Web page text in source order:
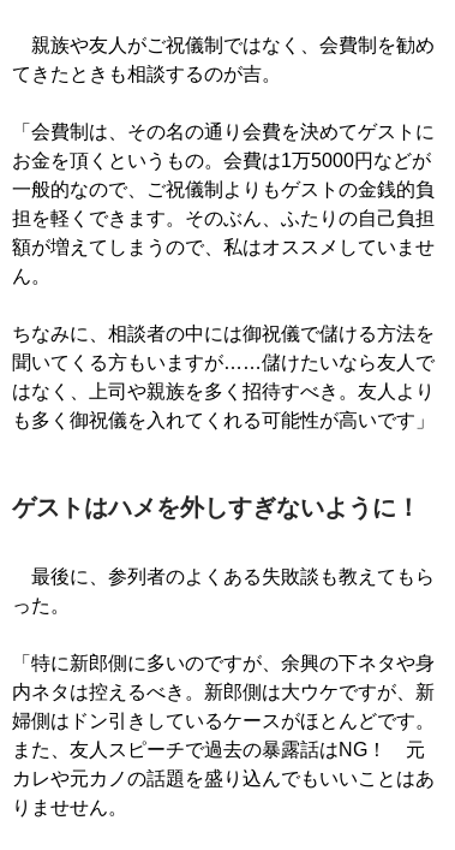
親族や友人がご祝儀制ではなく、会費制を勧め
てきたときも相談するのが吉。
「会費制は、その名の通り会費を決めてゲストに
お金を頂くというもの。会費は1万5000円などが
一般的なので、ご祝儀制よりもゲストの金銭的負
担を軽くできます。そのぶん、ふたりの自己負担
額が増えてしまうので、私はオススメしていませ
ん。
ちなみに、相談者の中には御祝儀で儲ける方法を
聞いてくる方もいますが……儲けたいなら友人で
はなく、上司や親族を多く招待すべき。友人より
も多く御祝儀を入れてくれる可能性が高いです」
ゲストはハメを外しすぎないように！
最後に、参列者のよくある失敗談も教えてもら
った。
「特に新郎側に多いのですが、余興の下ネタや身
内ネタは控えるべき。新郎側は大ウケですが、新
婦側はドン引きしているケースがほとんどです。
また、友人スピーチで過去の暴露話はNG！ 元
カレや元カノの話題を盛り込んでもいいことはあ
りませせん。